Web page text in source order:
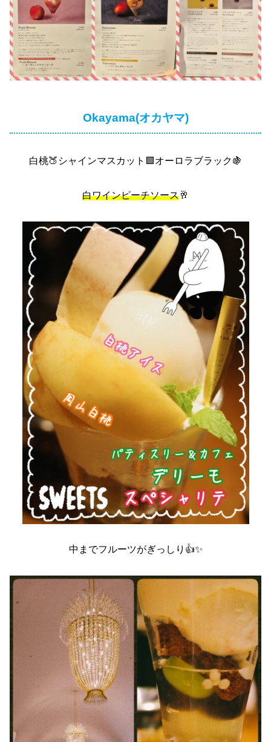
Okayama(オカヤマ)
白桃🍑シャインマスカット🟩オーロラブラック🍇
白ワインピーチソース🥂
中までフルーツがぎっしり︎︎👍✨